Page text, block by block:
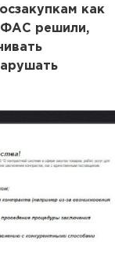
как
решили,